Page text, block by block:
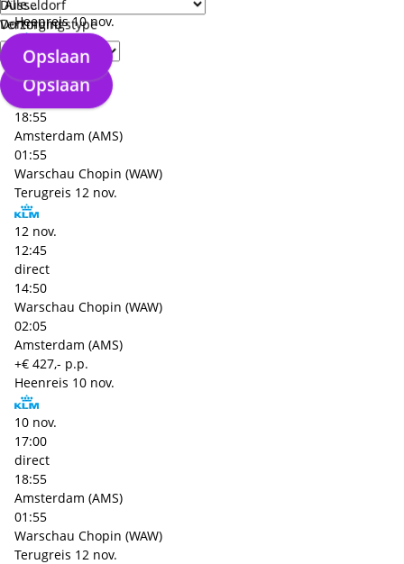
Verzorgingstype
Opslaan
Düsseldorf
Dortmund
Opslaan
Heenreis 10 nov.
10 nov.
17:00
direct
18:55
Amsterdam (AMS)
01:55
Warschau Chopin (WAW)
Terugreis 12 nov.
12 nov.
12:45
direct
14:50
Warschau Chopin (WAW)
02:05
Amsterdam (AMS)
+€ 427,- p.p.
Heenreis 10 nov.
10 nov.
17:00
direct
18:55
Amsterdam (AMS)
01:55
Warschau Chopin (WAW)
Terugreis 12 nov.